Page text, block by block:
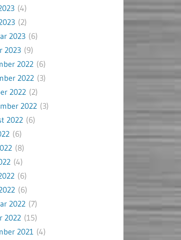
(4)
(2)
2023 (6)
2023 (9)
2022 (6)
2022 (3)
2022 (2)
2022 (3)
2022 (6)
(6)
(8)
(4)
(6)
(6)
2022 (7)
2022 (15)
2021 (4)